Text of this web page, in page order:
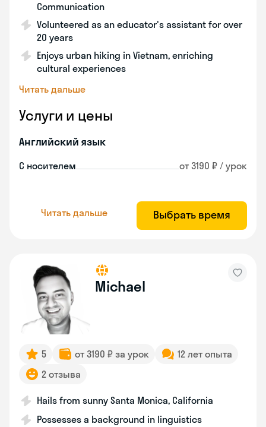
Communication
Volunteered as an educator's assistant for over
20 years
Enjoys urban hiking in Vietnam, enriching
cultural experiences
Читать дальше
Услуги и цены
Английский язык
С носителем от 3190 ₽ / урок
Читать дальше Выбрать время
Michael
5 от 3190 ₽ за урок
12 лет опыта
2 отзыва
Hails from sunny Santa Monica, California
Possesses a background in linguistics